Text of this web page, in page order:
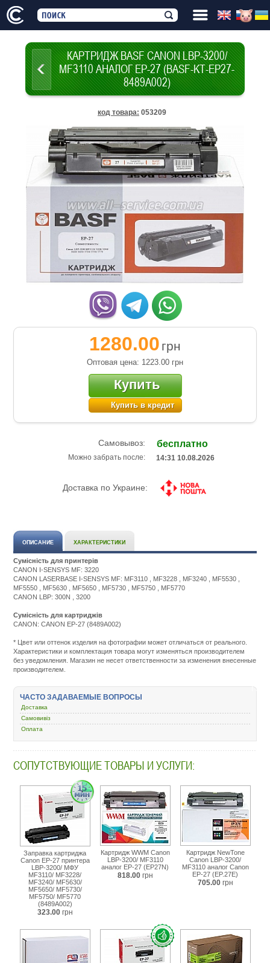
КАРТРИДЖ BASF CANON LBP-3200/
MF3110 АНАЛОГ EP-27 (BASF-KT-EP27-
8489A002)
код товара: 053209
1280.00 грн
Оптовая цена: 1223.00 грн
Купить
Купить в кредит
Самовывоз: бесплатно
Можно забрать после: 14:31 10.08.2026
Доставка по Украине:
ОПИСАНИЕ ХАРАКТЕРИСТИКИ
Сумісність для принтерів
CANON I-SENSYS MF: 3220
CANON LASERBASE I-SENSYS MF: MF3110 , MF3228 , MF3240 , MF5530 ,
MF5550 , MF5630 , MF5650 , MF5730 , MF5750 , MF5770
CANON LBP: 300N , 3200
Сумісність для картриджів
CANON: CANON EP-27 (8489A002)
service.com.uacatalog/1119-
rashodnye-
materialy/5259-
lazernogo-
printera-
mfu/53209-
basf-
lbp-
3200-
mf3110-
ep-
basf-
kt-
ep27-
8489a002.html
* Цвет или оттенок изделия на фотографии может отличаться от реального.
Характеристики и комплектация товара могут изменяться производителем
без уведомления. Магазин не несет ответственности за изменения внесенные
производителем.
ЧАСТО ЗАДАВАЕМЫЕ ВОПРОСЫ
Доставка
Самовивіз
Оплата
СОПУТСТВУЮЩИЕ ТОВАРЫ И УСЛУГИ:
Заправка картриджа
Canon EP-27 принтера
LBP-3200/ МФУ
MF3110/ MF3228/
MF3240/ MF5630/
MF5650/ MF5730/
MF5750/ MF5770
(8489A002)
323.00 грн
Картридж WWM Canon
LBP-3200/ MF3110
аналог EP-27 (EP27N)
818.00 грн
Картридж NewTone
Canon LBP-3200/
MF3110 аналог Canon
EP-27 (EP.27E)
705.00 грн